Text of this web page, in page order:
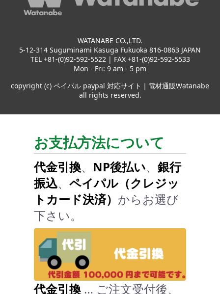
WATANABE CO.,LTD.
5-12-314 Suguminami Kasuga Fukuoka 816-0863 JAPAN
TEL +81-(0)92-592-5522 | FAX +81-(0)92-592-5533
Mon - Fri: 9 am - 5 pm
copyright (c) ペイパル paypal 対応サイト｜電材通販Watanabe
all rights reserved.
お支払方法について
代金引換、 NP後払い、 銀行
振込、 ペイパル（クレジッ
トカード決済） からお選び
下さい。
代金引換 … ご注文受付後、